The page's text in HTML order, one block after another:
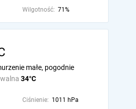
Wilgotność: 71%
34°C
małe, pogodnie
Ciśnienie: 1011 hPa